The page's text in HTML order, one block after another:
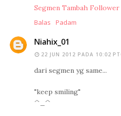
Segmen Tambah
Balas
Padam
Niahix_01
22 JUN 2012 PADA 10:02
dari segmen yg same...
"keep smiling"
^_^